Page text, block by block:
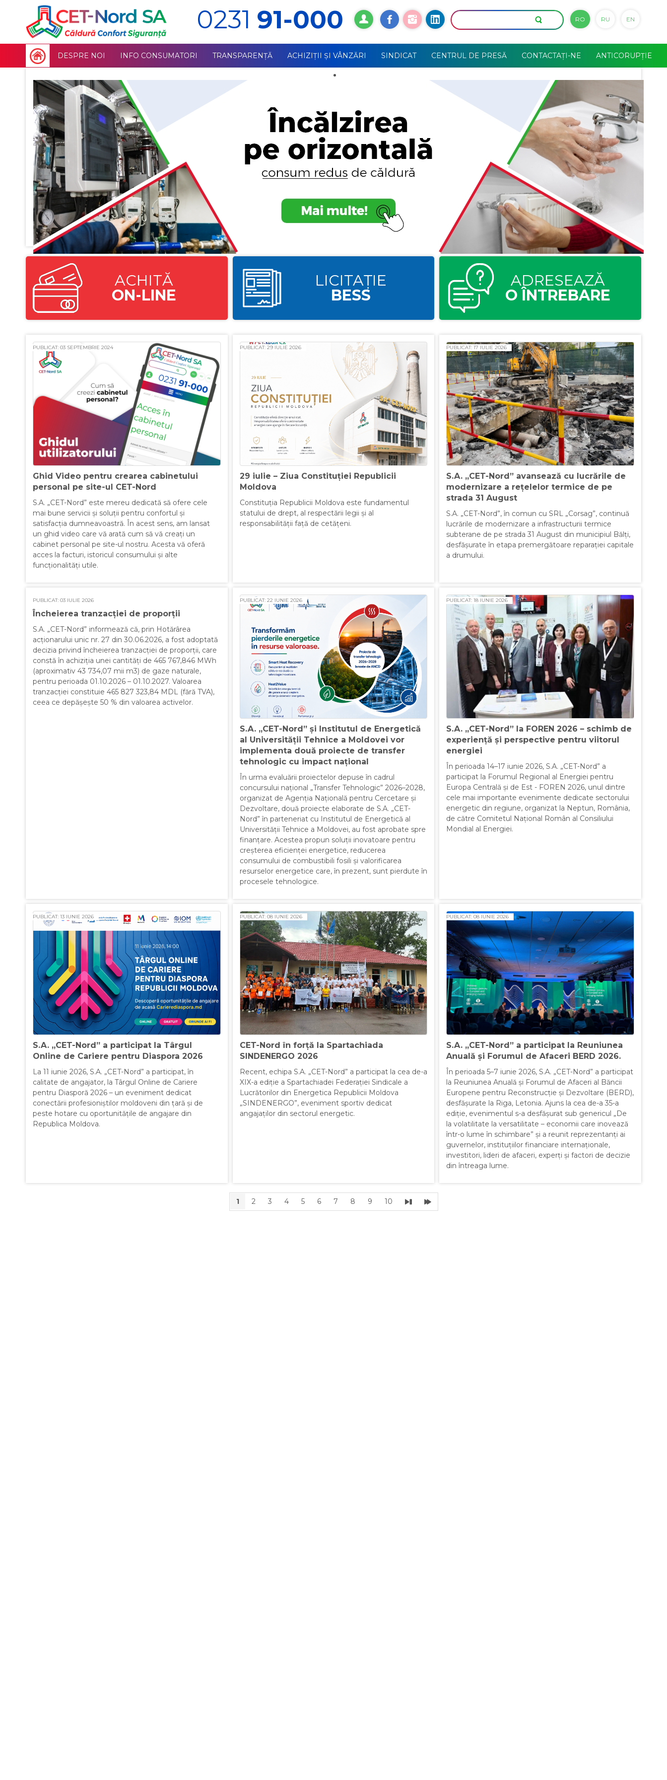
RO RU EN
0231 91-000
DESPRE NOI INFO CONSUMATORI TRANSPARENȚĂ ACHIZIŢII ŞI VÂNZĂRI SINDICAT СENTRUL DE PRESĂ CONTACTAȚI-NE ANTICORUPȚIE
ACHITĂ
ON-LINE
LICITAȚIE
BESS
ADRESEAZĂ
O ÎNTREBARE
Ghid Video pentru crearea cabinetului
personal pe site-ul CET-Nord
PUBLICAT: 03 SEPTEMBRIE 2024
S.A. „CET-Nord” este mereu dedicată să ofere cele
mai bune servicii și soluții pentru confortul și
satisfacția dumneavoastră. În acest sens, am lansat
un ghid video care vă arată cum să vă creați un
cabinet personal pe site-ul nostru. Acesta vă oferă
acces la facturi, istoricul consumului și alte
funcționalități utile.
29 iulie – Ziua Constituției Republicii
Moldova
PUBLICAT: 29 IULIE 2026
Constituția Republicii Moldova este fundamentul
statului de drept, al respectării legii și al
responsabilității față de cetățeni.
S.A. „CET-Nord” avansează cu lucrările de
modernizare a rețelelor termice de pe
strada 31 August
PUBLICAT: 17 IULIE 2026
S.A. „CET-Nord”, în comun cu SRL „Corsag”, continuă
lucrările de modernizare a infrastructurii termice
subterane de pe strada 31 August din municipiul Bălți,
desfășurate în etapa premergătoare reparației capitale
a drumului.
Încheierea tranzacției de proporții
PUBLICAT: 03 IULIE 2026
S.A. „CET-Nord” informează că, prin Hotărârea
acționarului unic nr. 27 din 30.06.2026, a fost adoptată
decizia privind încheierea tranzacției de proporții, care
constă în achiziția unei cantități de 465 767,846 MWh
(aproximativ 43 734,07 mii m3) de gaze naturale,
pentru perioada 01.10.2026 – 01.10.2027. Valoarea
tranzacției constituie 465 827 323,84 MDL (fără TVA),
ceea ce depășește 50 % din valoarea activelor.
S.A. „CET-Nord” și Institutul de Energetică
al Universității Tehnice a Moldovei vor
implementa două proiecte de transfer
tehnologic cu impact național
PUBLICAT: 22 IUNIE 2026
În urma evaluării proiectelor depuse în cadrul
concursului național „Transfer Tehnologic” 2026–2028,
organizat de Agenția Națională pentru Cercetare și
Dezvoltare, două proiecte elaborate de S.A. „CET-
Nord” în parteneriat cu Institutul de Energetică al
Universității Tehnice a Moldovei, au fost aprobate spre
finanțare. Acestea propun soluții inovatoare pentru
creșterea eficienței energetice, reducerea
consumului de combustibili fosili și valorificarea
resurselor energetice care, în prezent, sunt pierdute în
procesele tehnologice.
S.A. „CET-Nord” la FOREN 2026 – schimb de
experiență și perspective pentru viitorul
energiei
PUBLICAT: 18 IUNIE 2026
În perioada 14–17 iunie 2026, S.A. „CET-Nord” a
participat la Forumul Regional al Energiei pentru
Europa Centrală și de Est - FOREN 2026, unul dintre
cele mai importante evenimente dedicate sectorului
energetic din regiune, organizat la Neptun, România,
de către Comitetul Național Român al Consiliului
Mondial al Energiei.
S.A. „CET-Nord” a participat la Târgul
Online de Cariere pentru Diaspora 2026
PUBLICAT: 13 IUNIE 2026
La 11 iunie 2026, S.A. „CET-Nord” a participat, în
calitate de angajator, la Târgul Online de Cariere
pentru Diasporă 2026 – un eveniment dedicat
conectării profesioniștilor moldoveni din țară și de
peste hotare cu oportunitățile de angajare din
Republica Moldova.
CET-Nord în forță la Spartachiada
SINDENERGO 2026
PUBLICAT: 08 IUNIE 2026
Recent, echipa S.A. „CET-Nord” a participat la cea de-a
XIX-a ediție a Spartachiadei Federației Sindicale a
Lucrătorilor din Energetica Republicii Moldova
„SINDENERGO”, eveniment sportiv dedicat
angajaților din sectorul energetic.
S.A. „CET-Nord” a participat la Reuniunea
Anuală și Forumul de Afaceri BERD 2026.
PUBLICAT: 08 IUNIE 2026
În perioada 5–7 iunie 2026, S.A. „CET-Nord” a participat
la Reuniunea Anuală și Forumul de Afaceri al Băncii
Europene pentru Reconstrucție și Dezvoltare (BERD),
desfășurate la Riga, Letonia. Ajuns la cea de-a 35-a
ediție, evenimentul s-a desfășurat sub genericul „De
la volatilitate la versatilitate – economii care inovează
într-o lume în schimbare” și a reunit reprezentanți ai
guvernelor, instituțiilor financiare internaționale,
investitori, lideri de afaceri, experți și factori de decizie
din întreaga lume.
1 2 3 4 5 6 7 8 9 10